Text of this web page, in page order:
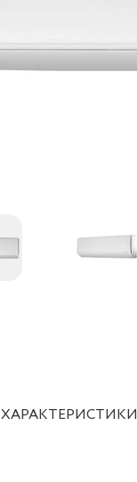
ХАРАКТЕРИСТИКИ